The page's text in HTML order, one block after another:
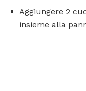
Aggiungere 2
insieme alla